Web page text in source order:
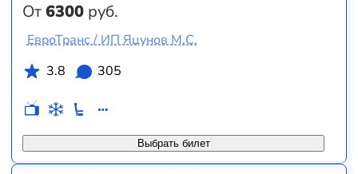
От6300 руб.
Выбрать билет
ЕвроТранс / ИП Яцунов М.С.
3.8
305